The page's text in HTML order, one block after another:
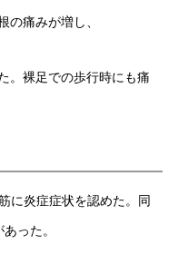
の痛みが増し、
。裸足での歩行時にも痛
に炎症症状を認めた。同
った。